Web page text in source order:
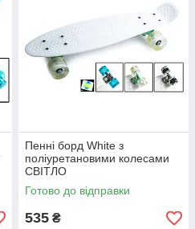
Пенні борд White з
поліуретановими колесами
СВІТЛО
Готово до відправки
535 ₴